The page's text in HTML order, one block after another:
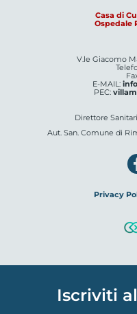
Casa di
Ospedale
V.le Giacomo
E-MAIL:
PEC:
Direttore
Aut. San. Comune di
Privacy
Iscriviti